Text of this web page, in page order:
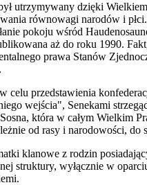
utrzymywany dzięki
równowagi narodów i
pokoju wśród
aż do roku 1990.
prawa Stanów
przedstawienia
wejścia", Senekami
która w całym Wielkim
ie od rasy i narodowości, do
klanowe z rodzin
struktury, wyłącznie w